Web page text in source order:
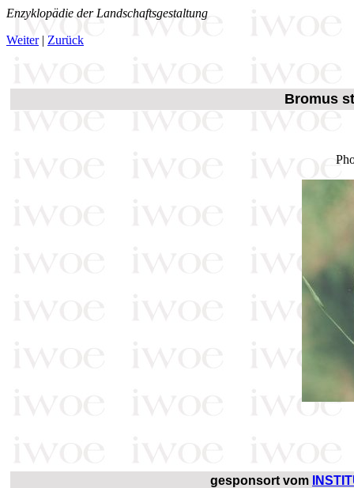
Enzyklopädie der Landschaftsgestaltung
Weiter| Zurück
Bromus
gesponsort vom